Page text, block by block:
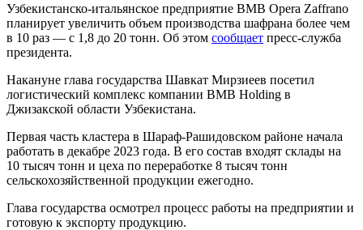
Узбекистанско-итальянское предприятие BMB Opera Zaffrano
планирует увеличить объем производства шафрана более чем
в 10 раз — с 1,8 до 20 тонн. Об этом сообщает пресс-служба
президента.
Накануне глава государства Шавкат Мирзиеев посетил
логистический комплекс компании BMB Holding в
Джизакской области Узбекистана.
Первая часть кластера в Шараф-Рашидовском районе начала
работать в декабре 2023 года. В его состав входят склады на
10 тысяч тонн и цеха по переработке 8 тысяч тонн
сельскохозяйственной продукции ежегодно.
Глава государства осмотрел процесс работы на предприятии и
готовую к экспорту продукцию.